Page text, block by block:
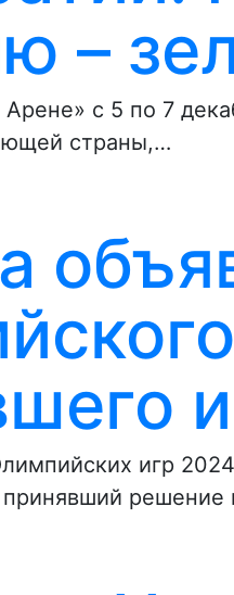
–
с 5 по 7
страны,…
игр
решение